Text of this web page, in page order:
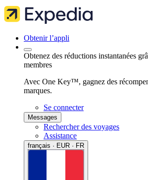
Obtenir l’appli
Obtenez des réductions instantanées
membres
Avec One Key™, gagnez des
marques.
Se connecter
Messages
Rechercher des voyages
Assistance
français · EUR · FR